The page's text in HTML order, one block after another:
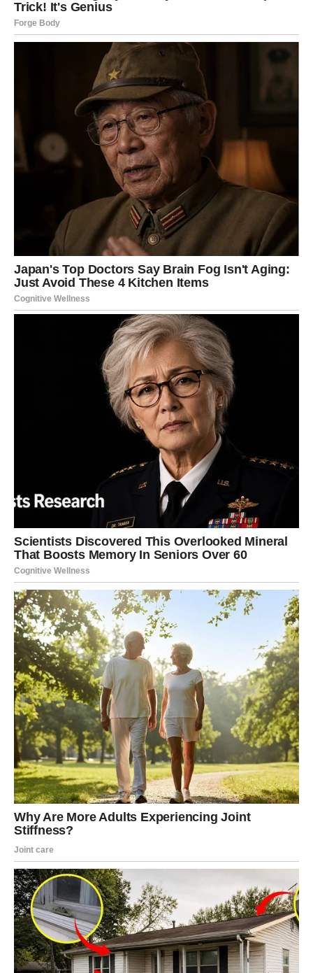
pranja, preporučljivo je koristiti hvatače boja. Oni se mogu lako
naći u bilo kojem supermarketu ili ljekarni. Hvatači boja su bijeli
papirnati listići dizajnirani da “hvataju” boju koju odjeća
oslobađa, sprječavajući njezin prijenos na druge predmete.
Bijelo rublje treba prati na povišenim temperaturama, idealno
uz pretpranje. Optimalna temperatura za ovaj proces je 90
stupnjeva.
Šareno rublje perite na temperaturi od 30 do 50 stupnjeva
Celzijusa. Za tamnu odjeću, uključujući traper i crne predmete,
preporučuje se pranje na temperaturi od 60 stupnjeva
Perite poplune, pokrivače, zavjese, kao i predmete od svile i
vune na temperaturi od 30 stupnjeva Celzijusa.
Kada koristite prašak i omekšivač, važno je voditi računa o
količinama koje se koriste. Prekoračenje preporučene doze je
nepotrebno, jer to može rezultirati nedovoljnim ispiranjem
praha ili mogućnošću da bijeli ostaci ostanu na odjeći.
Dodatni savjeti za pranje odjeće uključuju pridržavanje uputa
na etiketama odjeće. Ove naljepnice dosljedno navode
odgovarajuću temperaturu za pranje svakog artikla, što vam u
konačnici može uštedjeti vrijeme i pojednostaviti proces.